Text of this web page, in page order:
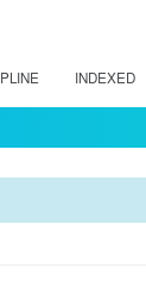
INDEXED